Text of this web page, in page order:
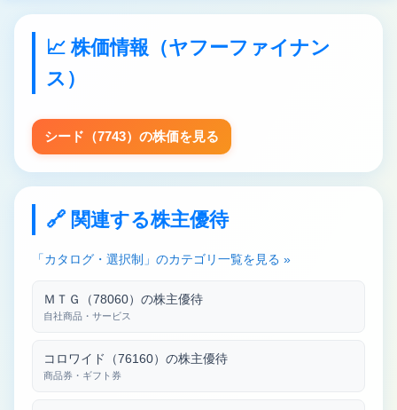
📈 株価情報（ヤフーファイナン
ス）
シード（7743）の株価を見る
🔗 関連する株主優待
「カタログ・選択制」のカテゴリ一覧を見る »
ＭＴＧ（78060）の株主優待
自社商品・サービス
コロワイド（76160）の株主優待
商品券・ギフト券